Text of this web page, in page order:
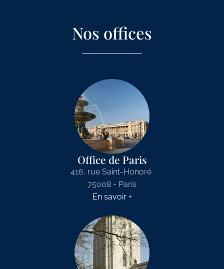
Nos offices
Office de Paris
416, rue Saint-Honoré
75008 - Paris
En savoir +